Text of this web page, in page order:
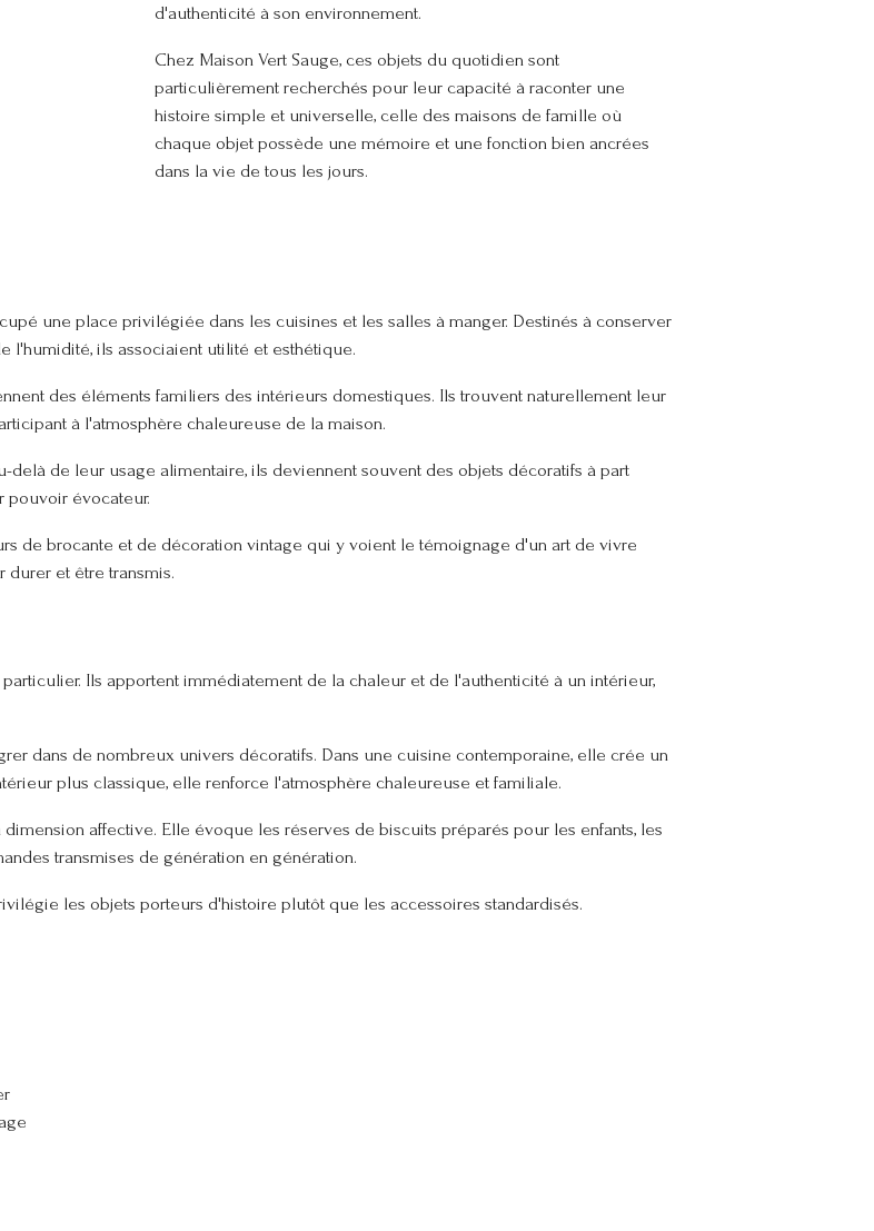
d'authenticité à son environnement.
Chez Maison Vert Sauge, ces objets du quotidien sont
particulièrement recherchés pour leur capacité à raconter une
histoire simple et universelle, celle des maisons de famille où
chaque objet possède une mémoire et une fonction bien ancrées
dans la vie de tous les jours.
une place privilégiée dans les cuisines et les salles à manger. Destinés à conserver
l'humidité, ils associaient utilité et esthétique.
des éléments familiers des intérieurs domestiques. Ils trouvent naturellement leur
à l'atmosphère chaleureuse de la maison.
de leur usage alimentaire, ils deviennent souvent des objets décoratifs à part
pouvoir évocateur.
de brocante et de décoration vintage qui y voient le témoignage d'un art de vivre
et être transmis.
Ils apportent immédiatement de la chaleur et de l'authenticité à un intérieur,
dans de nombreux univers décoratifs. Dans une cuisine contemporaine, elle crée un
plus classique, elle renforce l'atmosphère chaleureuse et familiale.
affective. Elle évoque les réserves de biscuits préparés pour les enfants, les
transmises de génération en génération.
les objets porteurs d'histoire plutôt que les accessoires standardisés.